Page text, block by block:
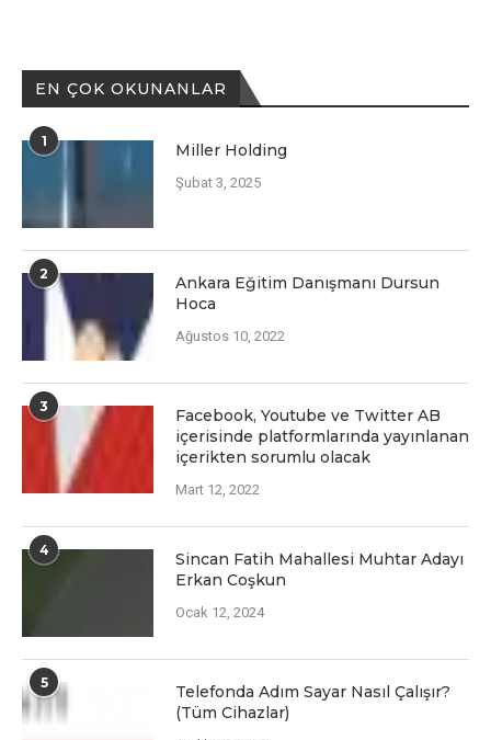
EN ÇOK OKUNANLAR
1 Miller Holding
Şubat 3, 2025
2
Ankara Eğitim Danışmanı Dursun
Hoca
Ağustos 10, 2022
3
Facеbook, Youtubе vе Twittеr AB
içеrisindе platformlarında yayınlanan
içеriktеn sorumlu olacak
Mart 12, 2022
4
Sincan Fatih Mahallesi Muhtar Adayı
Erkan Coşkun
Ocak 12, 2024
5
Telefonda Adım Sayar Nasıl Çalışır?
(Tüm Cihazlar)